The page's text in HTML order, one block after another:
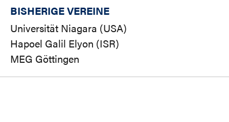
BISHERIGE VEREINE
Universität Niagara (USA)
Hapoel Galil Elyon (ISR)
MEG Göttingen